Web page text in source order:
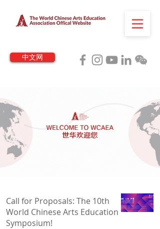
中文网
Call for Proposals: The 10th
World Chinese Arts Education
Symposium!